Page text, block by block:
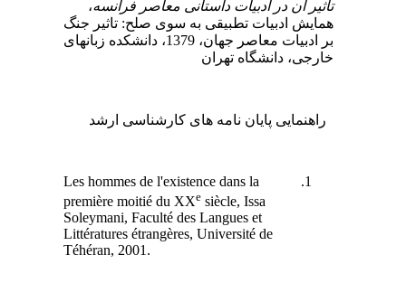
تاثیر آن در ادبیات داستانی معاصر فرانسه،
همایش ادبیات تطبیقی به سوی صلح: تاثیر جنگ
بر ادبیات معاصر جهان، 1379، دانشکده زبانهای
خارجی، دانشگاه تهران
راهنمایی پایان نامه های کارشناسی ارشد
Les hommes de l'existence dans la
première moitié du XX esiècle, Issa
Soleymani, Faculté des Langues et
Littératures étrangères, Université de
Téhéran, 2001.